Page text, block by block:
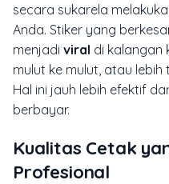
secara sukarela
Anda. Stiker yang
menjadi viral di kalangan
mulut ke mulut, atau
Hal ini jauh lebih efektif
berbayar.
Kualitas Cetak
Profesional